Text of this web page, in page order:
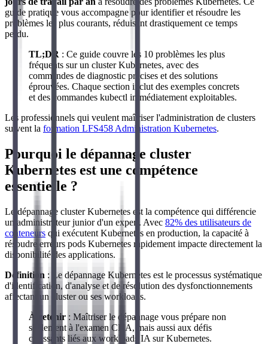
guide pratique vous accompagne pour identifier et résoudre les
problèmes les plus courants, réduisant drastiquement ce temps
perdu.
TL;DR : Ce guide couvre les 10 problèmes les plus
fréquents sur un cluster Kubernetes, avec des
commandes de diagnostic précises et des solutions
éprouvées. Chaque section inclut des exemples concrets
et des commandes kubectl immédiatement exploitables.
Les professionnels qui veulent maîtriser l'administration de clusters
suivent la formation LFS458 Administration Kubernetes.
Pourquoi le dépannage cluster
Kubernetes est une compétence
essentielle ?
Le dépannage cluster Kubernetes est la compétence qui différencie
un administrateur junior d'un expert. Avec 82% des utilisateurs de
conteneurs qui exécutent Kubernetes en production, la capacité à
résoudre erreurs pods Kubernetes rapidement impacte directement la
disponibilité des applications.
Définition : Le dépannage Kubernetes est le processus systématique
d'identification, d'analyse et de résolution des dysfonctionnements
affectant un cluster ou ses workloads.
À retenir : Maîtriser le dépannage vous prépare non
seulement à l'examen CKA, mais aussi aux défis
croissants liés aux workloads IA sur Kubernetes.